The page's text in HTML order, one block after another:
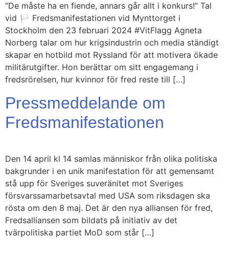
“De måste ha en fiende, annars går allt i konkurs!” Tal
vid 🏳️ Fredsmanifestationen vid Mynttorget i
Stockholm den 23 februari 2024 #VitFlagg Agneta
Norberg talar om hur krigsindustrin och media ständigt
skapar en hotbild mot Ryssland för att motivera ökade
militärutgifter. Hon berättar om sitt engagemang i
fredsrörelsen, hur kvinnor för fred reste till […]
Pressmeddelande om
Fredsmanifestationen
Den 14 april kl 14 samlas människor från olika politiska
bakgrunder i en unik manifestation för att gemensamt
stå upp för Sveriges suveränitet mot Sveriges
försvarssamarbetsavtal med USA som riksdagen ska
rösta om den 8 maj. Det är den nya alliansen för fred,
Fredsalliansen som bildats på initiativ av det
tvärpolitiska partiet MoD som står […]